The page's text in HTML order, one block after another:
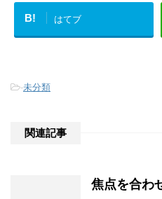
B! はてブ
-未分類
関連記事
焦点を合わ